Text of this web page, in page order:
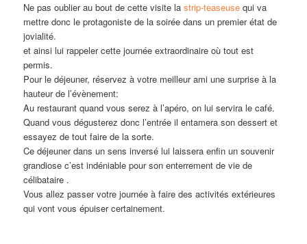
Ne pas oublier au bout de cette visite lastrip-teaseuse qui va
mettre donc le protagoniste de la soirée dans un premier état de
jovialité.
et ainsi lui rappeler cette journée extraordinaire où tout est
permis.
Pour le déjeuner, réservez à votre meilleur ami une surprise à la
hauteur de l’évènement:
Au restaurant quand vous serez à l’apéro, on lui servira le café.
Quand vous dégusterez donc l’entrée il entamera son dessert et
essayez de tout faire de la sorte.
Ce déjeuner dans un sens inversé lui laissera enfin un souvenir
grandiose c’est indéniable pour son enterrement de vie de
célibataire .
Vous allez passer votre journée à faire des activités extérieures
qui vont vous épuiser certainement.